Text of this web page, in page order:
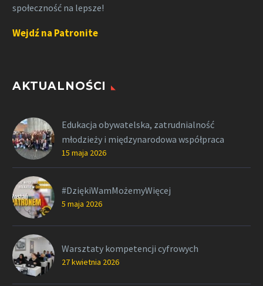
społeczność na lepsze!
Wejdź na Patronite
AKTUALNOŚCI
Edukacja obywatelska, zatrudnialność
młodzieży i międzynarodowa współpraca
15 maja 2026
#DziękiWamMożemyWięcej
5 maja 2026
Warsztaty kompetencji cyfrowych
27 kwietnia 2026